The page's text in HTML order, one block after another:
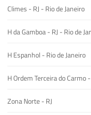
Climes - RJ - Rio de Janeiro
H da Gamboa - RJ - Rio de
H Espanhol - Rio de Janeiro
H Ordem Terceira do Carmo
Zona Norte - RJ